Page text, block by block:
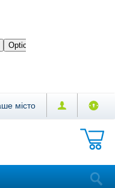
місто